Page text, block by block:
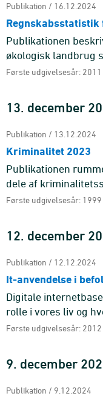
Publikation / 16.12.2024
Publikationen
økologisk landbrug
både heltids- og
Første udgivelsesår: 2011
13. december
Publikation / 13.12.2024
Kriminalitet 2023
Publikationen
dele af
anmeldelser til
Første udgivelsesår: 1999
12. december
Publikation / 12.12.2024
It-anvendelse i
Digitale
rolle i vores liv og
påvirker flere og
Første udgivelsesår: 2012
9. december
Publikation / 9.12.2024